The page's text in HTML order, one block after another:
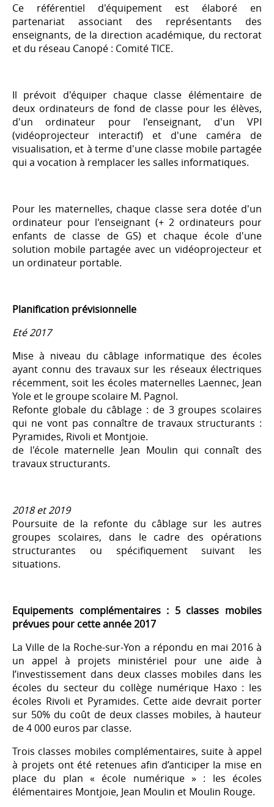
Ce référentiel d'équipement est élaboré en
partenariat associant des représentants des
enseignants, de la direction académique, du rectorat
et du réseau Canopé : Comité TICE.
Il prévoit d'équiper chaque classe élémentaire de
deux ordinateurs de fond de classe pour les élèves,
d'un ordinateur pour l'enseignant, d'un VPI
(vidéoprojecteur interactif) et d'une caméra de
visualisation, et à terme d'une classe mobile partagée
qui a vocation à remplacer les salles informatiques.
Pour les maternelles, chaque classe sera dotée d'un
ordinateur pour l'enseignant (+ 2 ordinateurs pour
enfants de classe de GS) et chaque école d'une
solution mobile partagée avec un vidéoprojecteur et
un ordinateur portable.
Planification prévisionnelle
Eté 2017
Mise à niveau du câblage informatique des écoles
ayant connu des travaux sur les réseaux électriques
récemment, soit les écoles maternelles Laennec, Jean
Yole et le groupe scolaire M. Pagnol.
Refonte globale du câblage : de 3 groupes scolaires
qui ne vont pas connaître de travaux structurants :
Pyramides, Rivoli et Montjoie.
de l'école maternelle Jean Moulin qui connaît des
travaux structurants.
2018 et 2019
Poursuite de la refonte du câblage sur les autres
groupes scolaires, dans le cadre des opérations
structurantes ou spécifiquement suivant les
situations.
Equipements complémentaires : 5 classes mobiles
prévues pour cette année 2017
La Ville de la Roche-sur-Yon a répondu en mai 2016 à
un appel à projets ministériel pour une aide à
l’investissement dans deux classes mobiles dans les
écoles du secteur du collège numérique Haxo : les
écoles Rivoli et Pyramides. Cette aide devrait porter
sur 50% du coût de deux classes mobiles, à hauteur
de 4 000 euros par classe.
Trois classes mobiles complémentaires, suite à appel
à projets ont été retenues afin d’anticiper la mise en
place du plan « école numérique » : les écoles
élémentaires Montjoie, Jean Moulin et Moulin Rouge.